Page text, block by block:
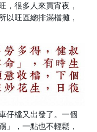
，很多人來買宵夜，
以旺區總排滿檔攤，
仔檔又出發了。一個
」，一點也不輕鬆，